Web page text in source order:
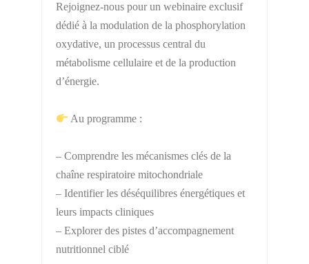
Rejoignez-nous pour un webinaire exclusif
dédié à la modulation de la phosphorylation
oxydative, un processus central du
métabolisme cellulaire et de la production
d’énergie.
Au programme :
– Comprendre les mécanismes clés de la
chaîne respiratoire mitochondriale
– Identifier les déséquilibres énergétiques et
leurs impacts cliniques
– Explorer des pistes d’accompagnement
nutritionnel ciblé